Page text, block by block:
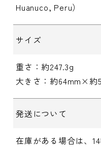
Huanuco, Peru）
サイズ
重さ：約247.3g
大きさ：約64mm×約
発送について
在庫がある場合は、